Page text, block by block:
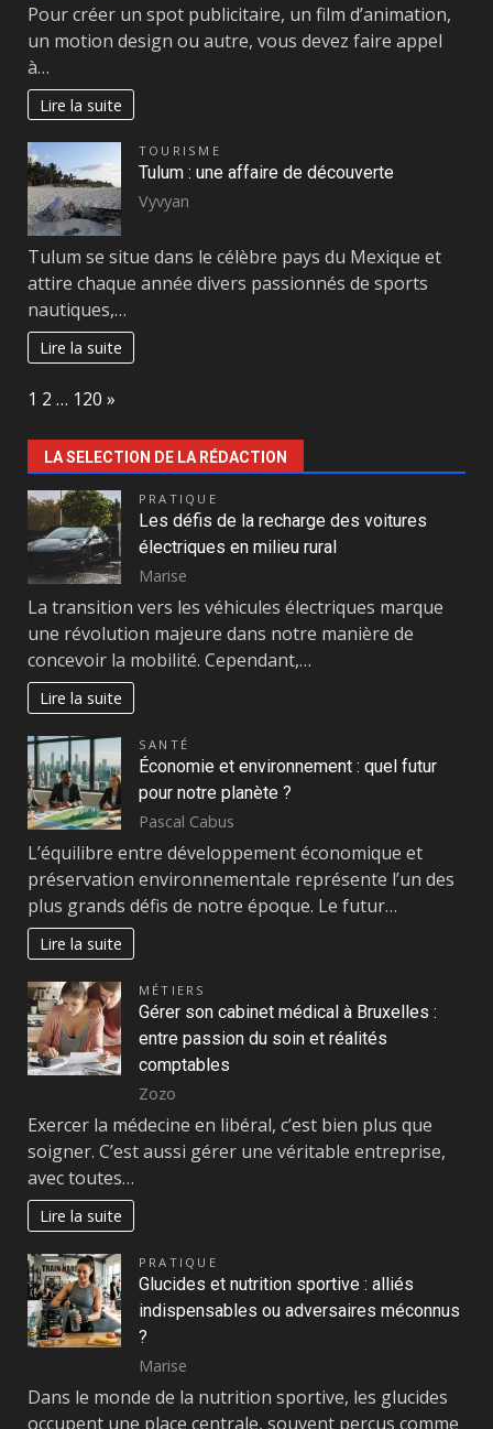
Pour créer un spot publicitaire, un film d’animation,
un motion design ou autre, vous devez faire appel
à…
Lire la suite
TOURISME
Tulum : une affaire de découverte
Vyvyan
Tulum se situe dans le célèbre pays du Mexique et
attire chaque année divers passionnés de sports
nautiques,…
Lire la suite
Page:
1 2 … 120 Next
»
LA SELECTION DE LA RÉDACTION
PRATIQUE
Les défis de la recharge des voitures
électriques en milieu rural
Marise
La transition vers les véhicules électriques marque
une révolution majeure dans notre manière de
concevoir la mobilité. Cependant,…
Lire la suite
SANTÉ
Économie et environnement : quel futur
pour notre planète ?
Pascal Cabus
L’équilibre entre développement économique et
préservation environnementale représente l’un des
plus grands défis de notre époque. Le futur…
Lire la suite
MÉTIERS
Gérer son cabinet médical à Bruxelles :
entre passion du soin et réalités
comptables
Zozo
Exercer la médecine en libéral, c’est bien plus que
soigner. C’est aussi gérer une véritable entreprise,
avec toutes…
Lire la suite
PRATIQUE
Glucides et nutrition sportive : alliés
indispensables ou adversaires méconnus
?
Marise
Dans le monde de la nutrition sportive, les glucides
occupent une place centrale, souvent perçus comme